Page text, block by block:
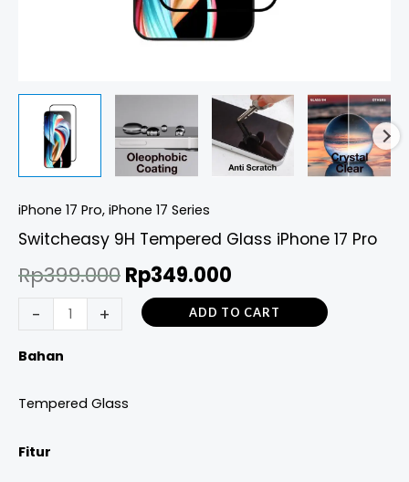
iPhone 17 Pro, iPhone 17 Series
Switcheasy 9H Tempered Glass iPhone 17 Pro
Rp399.000Rp349.000
- + ADD TO CART
Bahan
Tempered Glass
Fitur